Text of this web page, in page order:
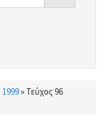
» Τεύχος 96